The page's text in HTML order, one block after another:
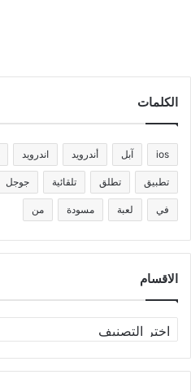
الكلمات
ios آبل أندرويد اندرويد
تطبيق تطلق تلقائية جوجل
في لعبة مسودة من
الاقسام
الاقسام